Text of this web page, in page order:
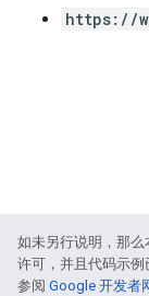
https://
如未另行说明，那
许可，并且代码示例
参阅 Google 开发者